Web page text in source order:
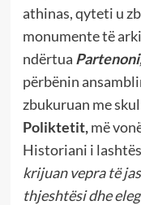
athinas, qyteti u
monumente të
ndërtua
përbënin
zbukuruan me
Poliktetit, më
Historiani i
krijuan vepra të
thjeshtësi dhe